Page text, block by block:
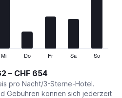
Mi Do Fr Sa So
– CHF 654
pro Nacht/3-Sterne-Hotel.
Gebühren können sich jederzeit